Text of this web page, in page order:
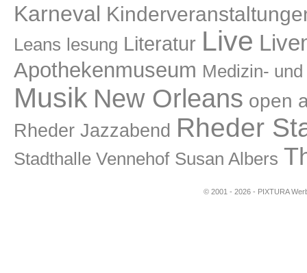
Karneval
Leans lesung Literatur Live
Apothekenmuseum Medizin-
Musik New Orleans open
Rheder Jazzabend Rheder
Stadthalle Vennehof Susan Albers
© 2001 - 2026 - PIXTURA